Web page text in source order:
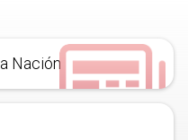
Nación